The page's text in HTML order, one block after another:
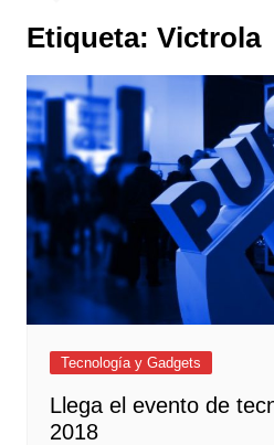
Etiqueta: Victrola
Tecnología y Gadgets
Llega el evento de
2018